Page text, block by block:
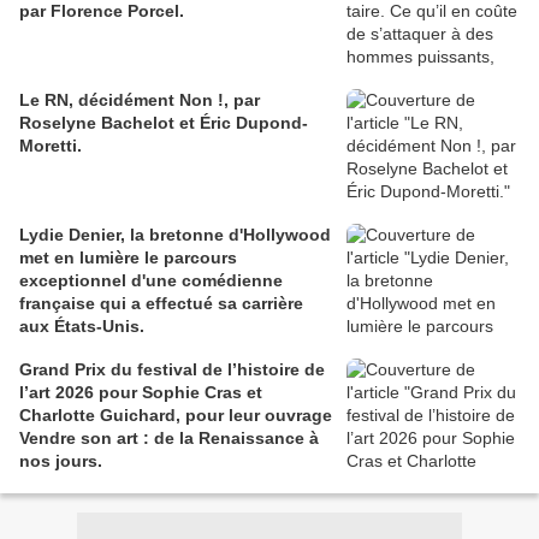
par Florence Porcel.
Le RN, décidément Non !, par
Roselyne Bachelot et Éric Dupond-
Moretti.
Lydie Denier, la bretonne d'Hollywood
met en lumière le parcours
exceptionnel d'une comédienne
française qui a effectué sa carrière
aux États-Unis.
Grand Prix du festival de l’histoire de
l’art 2026 pour Sophie Cras et
Charlotte Guichard, pour leur ouvrage
Vendre son art : de la Renaissance à
nos jours.